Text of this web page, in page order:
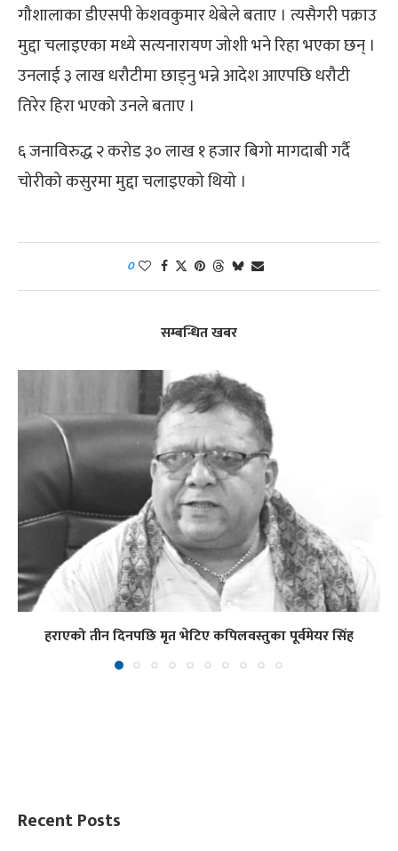
गौशालाका डीएसपी केशवकुमार थेबेले बताए । त्यसैगरी पक्राउ
मुद्दा चलाइएका मध्ये सत्यनारायण जोशी भने रिहा भएका छन् ।
उनलाई ३ लाख धरौटीमा छाड्नु भन्ने आदेश आएपछि धरौटी
तिरेर हिरा भएको उनले बताए ।
६ जनाविरुद्ध २ करोड ३० लाख १ हजार बिगो मागदाबी गर्दै
चोरीको कसुरमा मुद्दा चलाइएको थियो ।
0
सम्बन्धित खबर
हराएको तीन दिनपछि मृत भेटिए कपिलवस्तुका पूर्वमेयर सिंह
Recent Posts